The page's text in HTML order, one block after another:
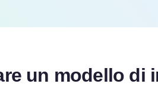
un modello di